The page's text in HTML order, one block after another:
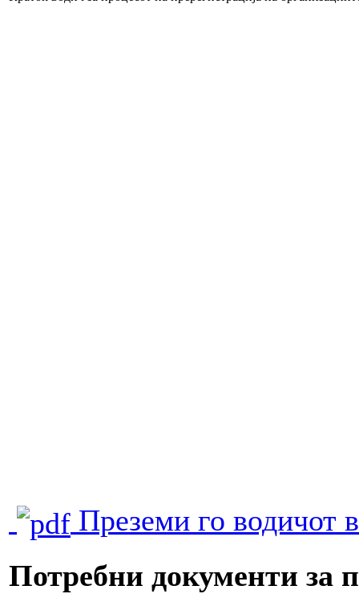
Преземи го водичот
Потребни документи за